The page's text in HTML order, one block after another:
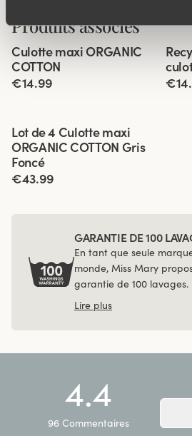
Produits associés
4 pour 3
Culotte maxi ORGANIC
COTTON
€14.99
4
Lot de 4 Culotte maxi
ORGANIC COTTON Gris
Foncé
€43.99
GARANTIE DE 100
En tant que seule
monde, Miss Mary
garantie de 100 lavages.
Lire plus
4.4
96 Commentaires